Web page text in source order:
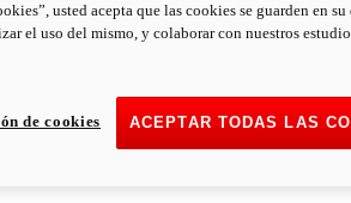
usted acepta que las cookies se guarden en
el uso del mismo, y colaborar con nuestros
ACEPTAR TODAS LAS
de cookies